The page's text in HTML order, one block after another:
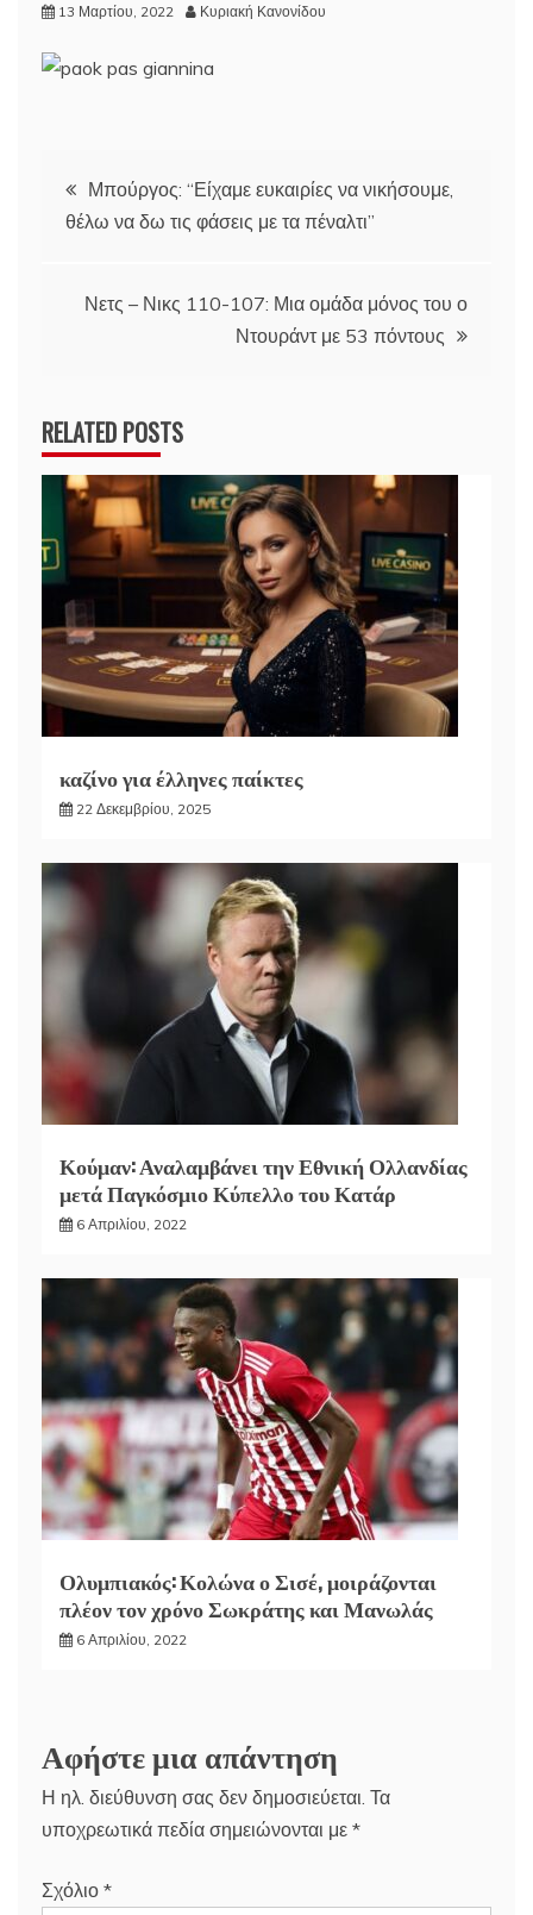
13 Μαρτίου, 2022 Κυριακή Κανονίδου
Πλοήγηση
άρθρων
Μπούργος: “Είχαμε ευκαιρίες να νικήσουμε,
θέλω να δω τις φάσεις με τα πέναλτι”
Νετς – Νικς 110-107: Μια ομάδα μόνος του ο
Ντουράντ με 53 πόντους
RELATED POSTS
καζίνο για έλληνες παίκτες
22 Δεκεμβρίου, 2025
Κούμαν: Αναλαμβάνει την Εθνική Ολλανδίας
μετά Παγκόσμιο Κύπελλο του Κατάρ
6 Απριλίου, 2022
Ολυμπιακός: Κολώνα ο Σισέ, μοιράζονται
πλέον τον χρόνο Σωκράτης και Μανωλάς
6 Απριλίου, 2022
Αφήστε μια απάντηση
Η ηλ. διεύθυνση σας δεν δημοσιεύεται. Τα
υποχρεωτικά πεδία σημειώνονται με *
Σχόλιο *